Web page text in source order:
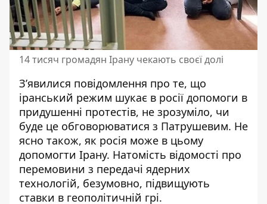
14 тисяч громадян Ірану чекають своєї долі
З’явилися повідомлення про те, що
іранський режим шукає в росії допомоги в
придушенні протестів, не зрозуміло, чи
буде це обговорюватися з Патрушевим. Не
ясно також, як росія може в цьому
допомогти Ірану. Натомість відомості про
перемовини з передачі ядерних
технологій, безумовно, підвищують
ставки в геополітичній грі.